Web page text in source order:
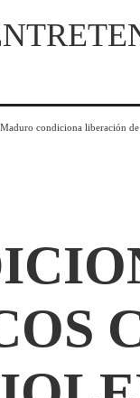
Maduro condiciona liberación